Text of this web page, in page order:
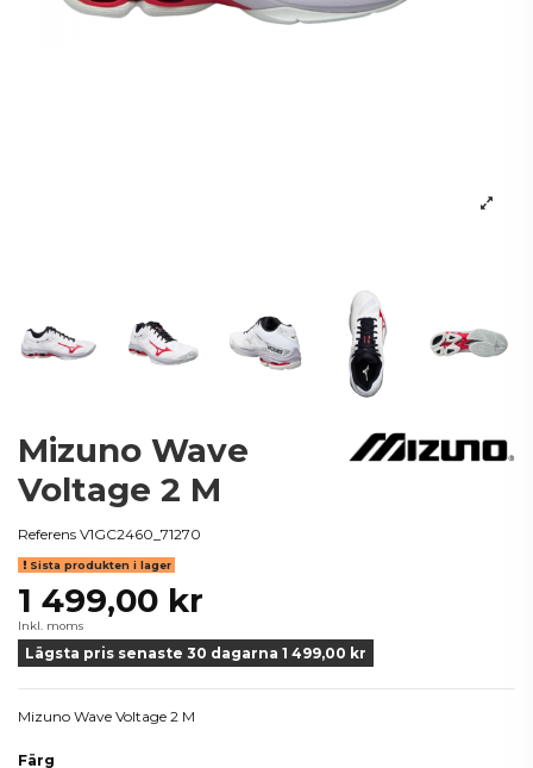
Mizuno Wave
Voltage 2 M
Referens V1GC2460_71270
Sista produkten i lager
1 499,00 kr
Inkl. moms
Lägsta pris senaste 30 dagarna 1 499,00 kr
Mizuno Wave Voltage 2 M
Färg